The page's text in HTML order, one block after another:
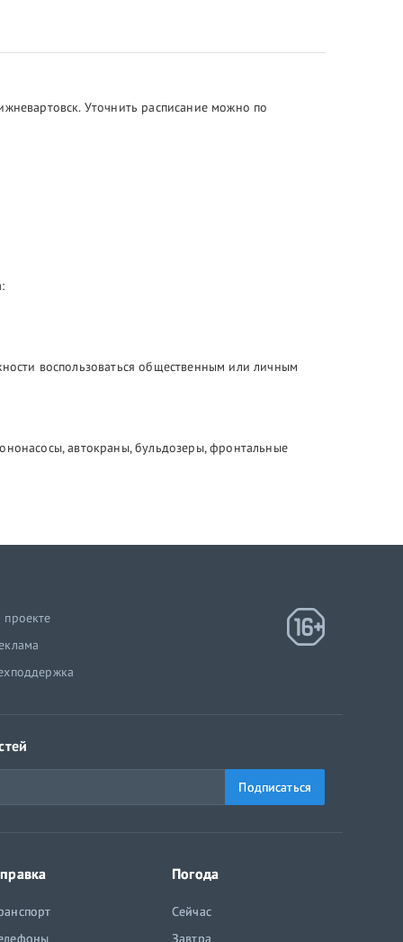
Уточнить расписание можно по
воспользоваться общественным или личным
автокраны, бульдозеры, фронтальные
проекте
Подписаться
Погода
Сейчас
Завтра